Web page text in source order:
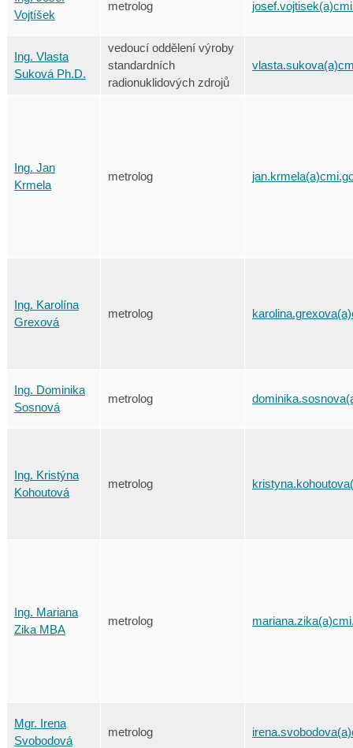
Vojtíšek
metrolog
Ing. Vlasta
Suková Ph.D.
vedoucí oddělení výroby
standardních
radionuklidových zdrojů
Ing. Jan
Krmela
metrolog
Ing. Karolína
Grexová
metrolog
Ing. Dominika
Sosnová
metrolog
Ing. Kristýna
Kohoutová
metrolog
Ing. Mariana
Zika MBA
metrolog
Mgr. Irena
Svobodová
metrolog